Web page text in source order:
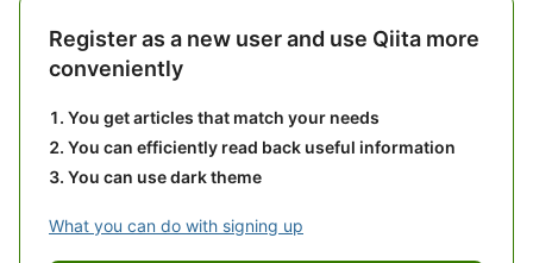
Register as a new user and use Qiita more
conveniently
You get articles that match your needs
You can efficiently read back useful information
You can use dark theme
What you can do with signing up